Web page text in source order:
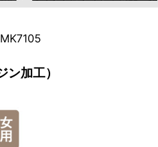
MK7105
ン加工）